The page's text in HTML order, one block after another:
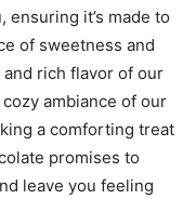
it’s made to
of sweetness and
rich flavor of our
ambiance of our
a comforting treat
promises to
leave you feeling